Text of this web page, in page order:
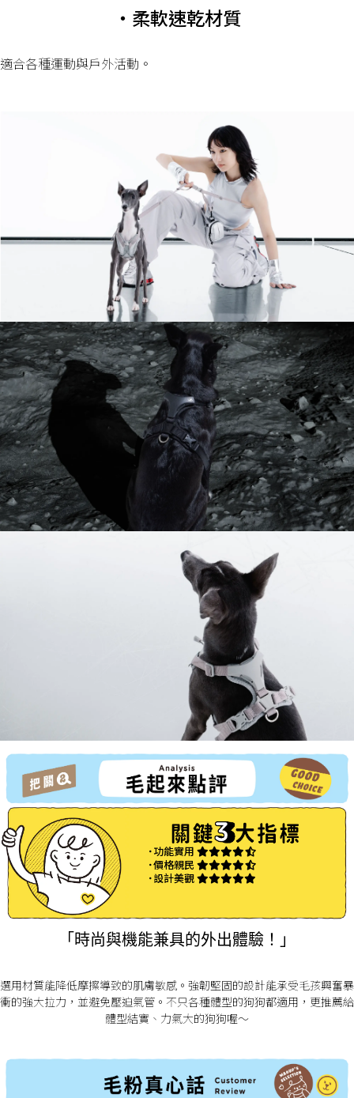
・柔軟速乾材質
適合各種運動與戶外活動。
˙功能實用
˙價格親民
˙設計美觀
「時尚與機能兼具的外出體驗！」
選用材質能降低摩擦導致的肌膚敏感。強韌堅固的設計能承受毛孩興奮暴
衝的強大拉力，並避免壓迫氣管。不只各種體型的狗狗都適用，更推薦給
體型結實、力氣大的狗狗喔～